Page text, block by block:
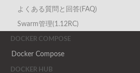
よくある質問と回答(FAQ)
Swarm管理(1.12RC)
DOCKER COMPOSE
Docker Compose
DOCKER HUB